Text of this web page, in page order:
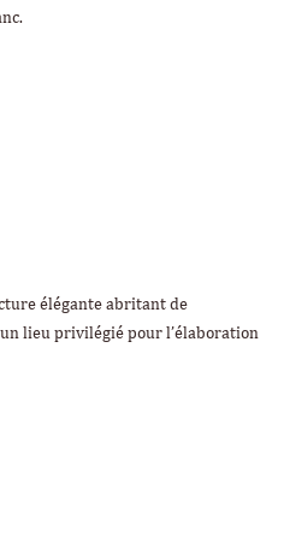
élégante abritant de
lieu privilégié pour l’élaboration